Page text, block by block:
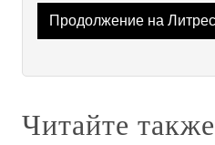
Продолжение на Литрес
Читайте также